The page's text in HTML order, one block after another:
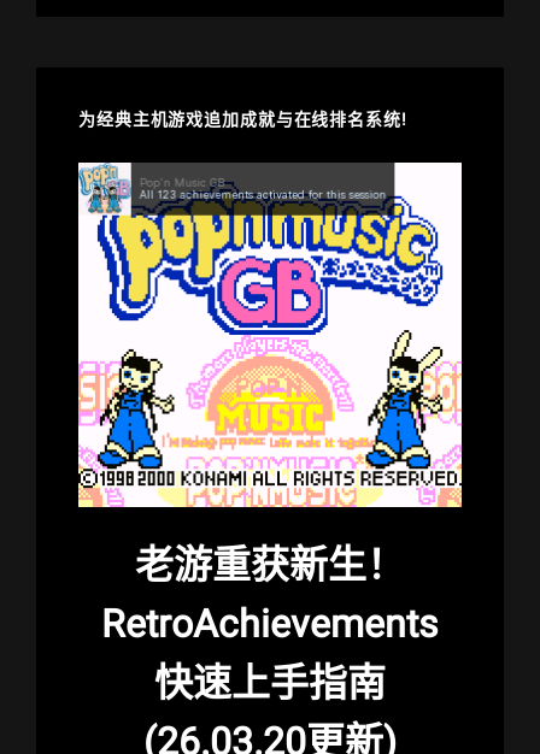
为经典主机游戏追加成就与在线排名系统!
老游重获新生！
RetroAchievements
快速上手指南
(26.03.20更新)